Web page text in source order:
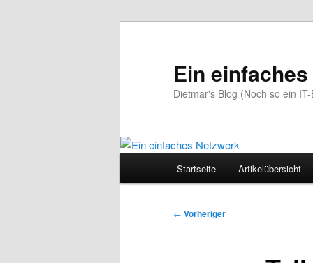
Ein
Dietmar's Blog (Noch so ein
Startseite Artikelübersicht
Beitragsnavigation
← Vorheriger